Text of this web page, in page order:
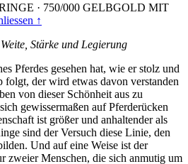
· 750/000 GELBGOLD MIT
↑
Stärke und Legierung
Pferdes gesehen hat, wie er stolz und
folgt, der wird etwas davon verstanden
von dieser Schönheit aus zu
gewissermaßen auf Pferderücken
ist größer und anhaltender als
sind der Versuch diese Linie, den
Und auf eine Weise ist der
zweier Menschen, die sich anmutig um